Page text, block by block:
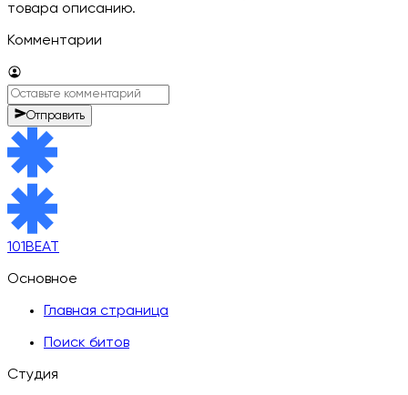
товара описанию.
Комментарии
Отправить
101BEAT
Основное
Главная страница
Поиск битов
Студия